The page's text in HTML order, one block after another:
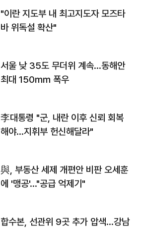
"이란 지도부 내 최고지도자 모즈타
바 위독설 확산"
서울 낮 35도 무더위 계속…동해안
최대 150㎜ 폭우
李대통령 "군, 내란 이후 신뢰 회복
해야…지휘부 헌신해달라"
與, 부동산 세제 개편안 비판 오세훈
에 '맹공'…"공급 억제기"
합수본, 선관위 9곳 추가 압색…강남